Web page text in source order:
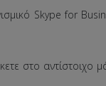
Skype for
στο